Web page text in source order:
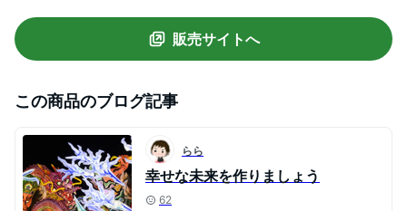
色 ピンク グリーン イエロー LUDA137
販売サイトへ
この商品のブログ記事
らら
幸せな未来を作りましょう
62